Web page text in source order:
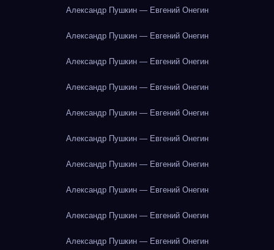
Александр Пушкин — Евгений Онегин
Александр Пушкин — Евгений Онегин
Александр Пушкин — Евгений Онегин
Александр Пушкин — Евгений Онегин
Александр Пушкин — Евгений Онегин
Александр Пушкин — Евгений Онегин
Александр Пушкин — Евгений Онегин
Александр Пушкин — Евгений Онегин
Александр Пушкин — Евгений Онегин
Александр Пушкин — Евгений Онегин